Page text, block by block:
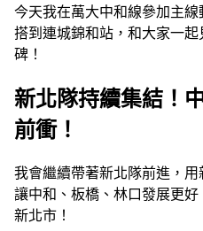
今天我在萬大中和線參加主
搭到連城錦和站，和大家一
碑！
新北隊持續集結！
前衝！
我會繼續帶著新北隊前進，
讓中和、板橋、林口發展更
新北市！